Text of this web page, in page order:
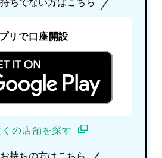
ちでない方はこちら
リで口座開設
くの店舗を探す
持ちの方はこちら